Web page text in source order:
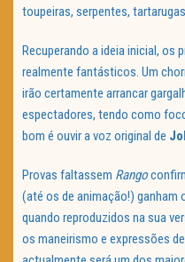
toupeiras, serpentes,
Recuperando a ideia inicial, os
realmente fantásticos. Um
irão certamente arrancar
espectadores, tendo como
bom é ouvir a voz original de
Provas faltassem Rango
(até os de animação!) ganham
quando reproduzidos na sua
os maneirismo e expressões de